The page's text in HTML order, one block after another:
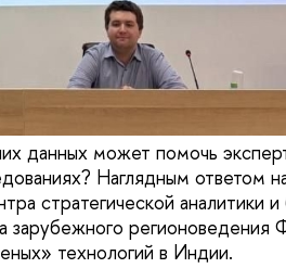
данных может помочь
Наглядным ответом
стратегической аналитики
зарубежного
технологий в Индии.